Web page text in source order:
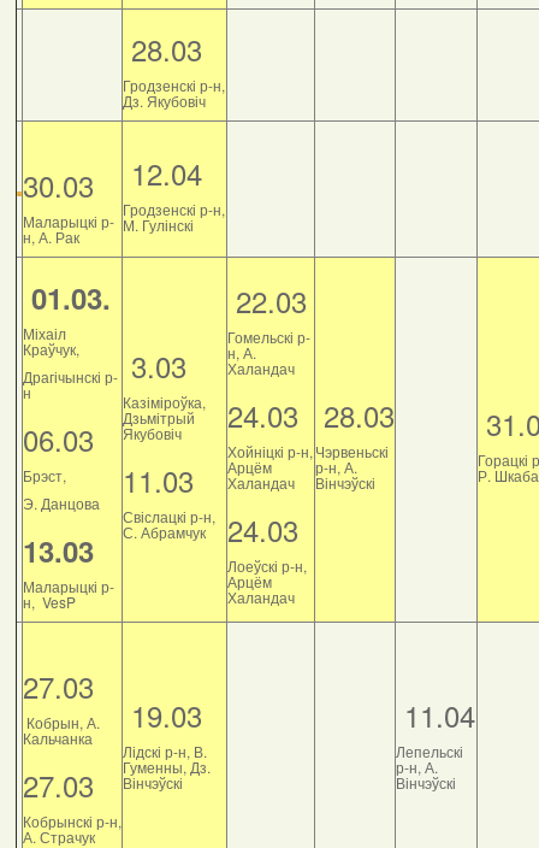
28.03
Гродзенскі р-н,
Дз. Якубовіч
30.03
Маларыцкі р-
н, А. Рак
12.04
Гродзенскі р-н,
М. Гулінскі
01.03.
Міхаіл
Краўчук,
Драгічынскі р-
н
06.03
Брэст,
Э. Данцова
13.03
Маларыцкі р-
н, VesP
3.03
Казіміроўка,
Дзьмітрый
Якубовіч
11.03
Свіслацкі р-н,
С. Абрамчук
22.03
Гомельскі р-
н, А.
Халандач
24.03
Хойніцкі р-н,
Арцём
Халандач
24.03
Лоеўскі р-н,
Арцём
Халандач
28.03
Чэрвеньскі
р-н, А.
Вінчэўскі
Горацкі
Р.
27.03
Кобрын, А.
Кальчанка
27.03
Кобрынскі р-н,
А. Страчук
19.03
Лідскі р-н, В.
Гуменны, Дз.
Вінчэўскі
11.04
Лепельскі
р-н, А.
Вінчэўскі